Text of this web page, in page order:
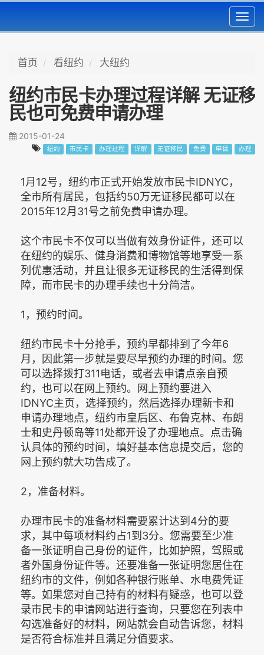
首页 看纽约 大纽约
纽约市民卡办理过程详解 无证移
民也可免费申请办理
2015-01-24
纽约 市民卡 办理过程 详解 无证移民 免费 申请 办理
1月12号，纽约市正式开始发放市民卡IDNYC，
全市所有居民，包括约50万无证移民都可以在
2015年12月31号之前免费申请办理。
这个市民卡不仅可以当做有效身份证件，还可以
在纽约的娱乐、健身消费和博物馆等地享受一系
列优惠活动，并且让很多无证移民的生活得到保
障，而市民卡的办理手续也十分简洁。
1，预约时间。
纽约市民卡十分抢手，预约早都排到了今年6
月，因此第一步就是要尽早预约办理的时间。您
可以选择拨打311电话，或者去申请点亲自预
约，也可以在网上预约。网上预约要进入
IDNYC主页，选择预约，然后选择办理新卡和
申请办理地点，纽约市皇后区、布鲁克林、布朗
士和史丹顿岛等11处都开设了办理地点。点击确
认具体的预约时间，填好基本信息提交后，您的
网上预约就大功告成了。
2，准备材料。
办理市民卡的准备材料需要累计达到4分的要
求，其中每项材料约占1到3分。您需要至少准
备一张证明自己身份的证件，比如护照，驾照或
者外国身份证件等。还要准备一张证明您居住在
纽约市的文件，例如各种银行账单、水电费凭证
等。如果您对自己持有的材料有疑惑，也可以登
录市民卡的申请网站进行查询，只要您在列表中
勾选准备好的材料，网站就会自动告诉您，材料
是否符合标准并且满足分值要求。